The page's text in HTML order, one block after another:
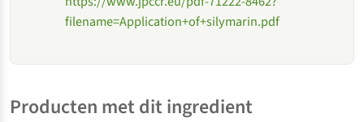
filename=Application+of+silymarin.pdf
Producten met dit ingredient